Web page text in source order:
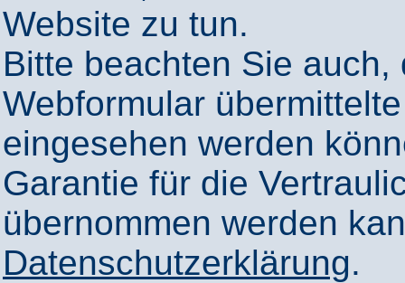
Website zu tun.
Bitte beachten Sie
Webformular
eingesehen werden
Garantie für die
übernommen werden
Datenschutzerklärung.